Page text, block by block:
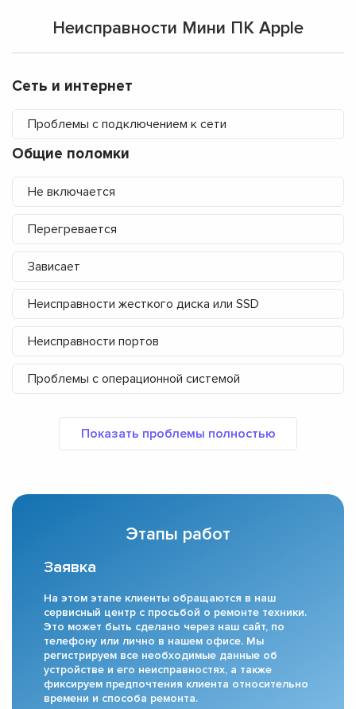
Неисправности Мини ПК Apple
Сеть и интернет
Проблемы с подключением к сети
Общие поломки
Не включается
Перегревается
Зависает
Неисправности жесткого диска или SSD
Неисправности портов
Проблемы с операционной системой
Этапы работ
Заявка
На этом этапе клиенты обращаются в наш
сервисный центр с просьбой о ремонте техники.
Это может быть сделано через наш сайт, по
телефону или лично в нашем офисе. Мы
регистрируем все необходимые данные об
устройстве и его неисправностях, а также
фиксируем предпочтения клиента относительно
времени и способа ремонта.